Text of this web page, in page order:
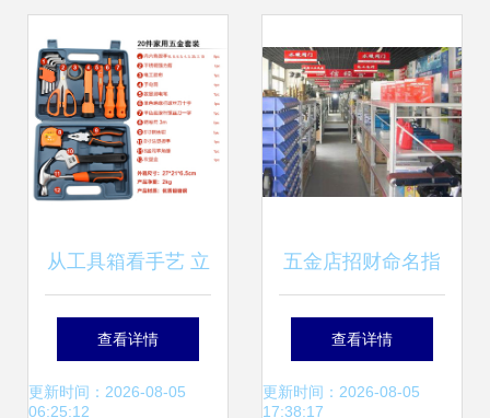
从工具箱看手艺 立
BO LE-BOW 20件
套装评测
查看详情
更新时间：2026-08-05
06:25:12
五金店招财命名指
南 从门头到财气的
巧妙设计
查看详情
更新时间：2026-08-05
17:38:17